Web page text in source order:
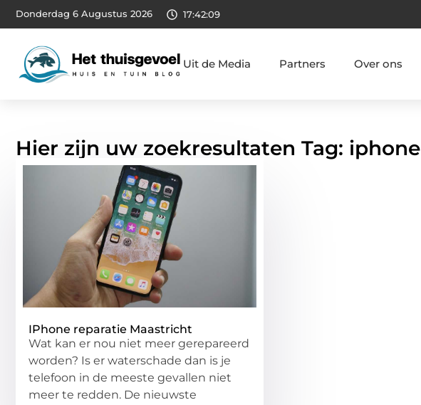
Donderdag 6 Augustus 2026 17:42:10
Uit de Media Partners Over ons
Hier zijn uw zoekresultaten Tag: iphone
IPhone reparatie Maastricht
Wat kan er nou niet meer gerepareerd
worden? Is er waterschade dan is je
telefoon in de meeste gevallen niet
meer te redden. De nieuwste